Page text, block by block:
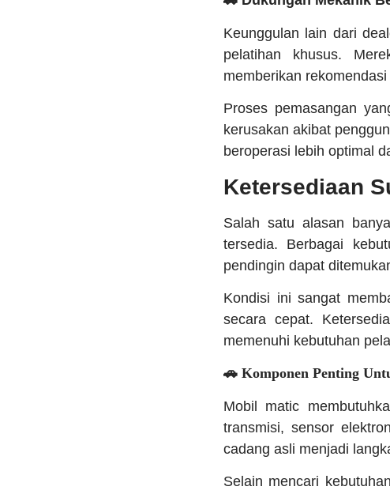
Keunggulan lain dari
pelatihan khusus.
memberikan
Proses pemasangan
kerusakan akibat
beroperasi lebih optimal
Ketersediaan
Salah satu alasan
tersedia. Berbagai
pendingin dapat
Kondisi ini sangat
secara cepat.
memenuhi kebutuhan
🚗 Komponen Penting
Mobil matic
transmisi, sensor
cadang asli menjadi
Selain mencari